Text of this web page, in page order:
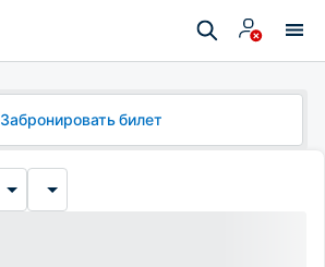
Забронировать билет